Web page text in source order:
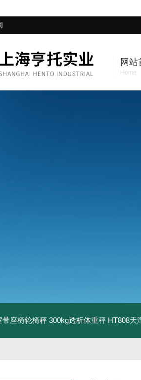
网站
Home
带座椅轮椅秤 300kg透析体重秤 HT808天